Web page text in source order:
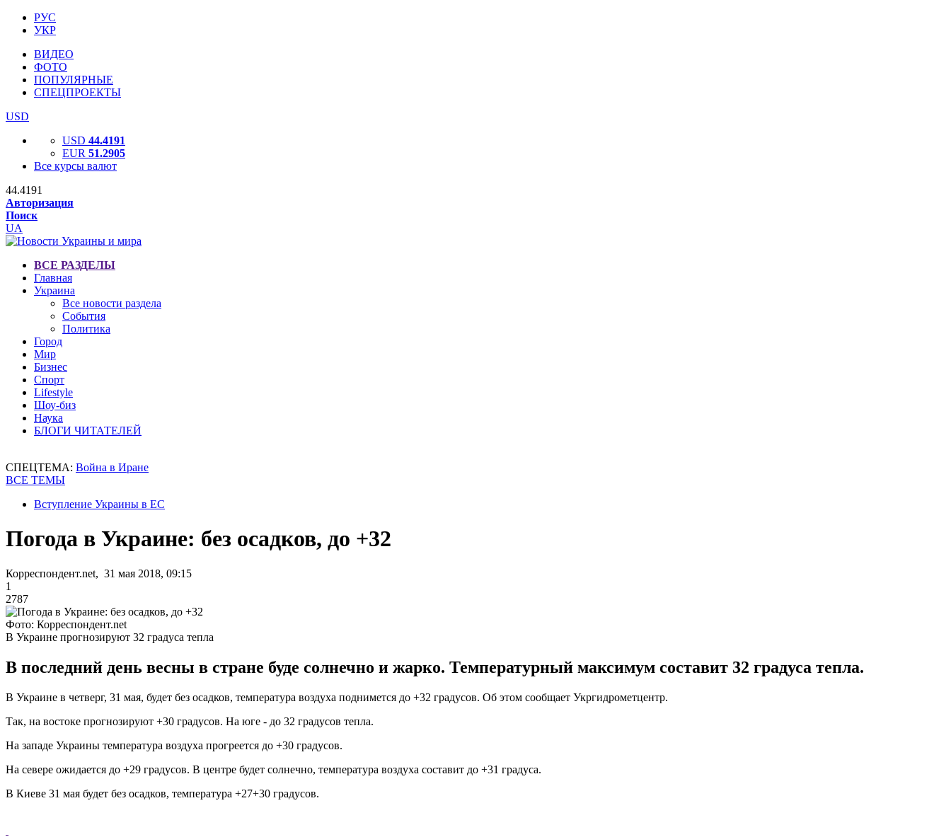
РУС
УКР
ВИДЕО
ФОТО
ПОПУЛЯРНЫЕ
СПЕЦПРОЕКТЫ
USD
USD 44.4191
EUR 51.2905
Все курсы валют
44.4191
Авторизация
Поиск
UA
ВСЕ РАЗДЕЛЫ
Главная
Украина
Все новости раздела
События
Политика
Город
Мир
Бизнес
Спорт
Lifestyle
Шоу-биз
Наука
БЛОГИ ЧИТАТЕЛЕЙ
СПЕЦТЕМА: Война в Иране
ВСЕ ТЕМЫ
Вступление Украины в ЕС
Погода в Украине: без осадков, до +32
Корреспондент.net, 31 мая 2018, 09:15
1
2787
Фото: Корреспондент.net
В Украине прогнозируют 32 градуса тепла
В последний день весны в стране буде солнечно и жарко. Температурный максимум составит 32 градуса тепла.
В Украине в четверг, 31 мая, будет без осадков, температура воздуха поднимется до +32 градусов. Об этом сообщает Укргидрометцентр.
Так, на востоке прогнозируют +30 градусов. На юге - до 32 градусов тепла.
На западе Украины температура воздуха прогреется до +30 градусов.
На севере ожидается до +29 градусов. В центре будет солнечно, температура воздуха составит до +31 градуса.
В Киеве 31 мая будет без осадков, температура +27+30 градусов.